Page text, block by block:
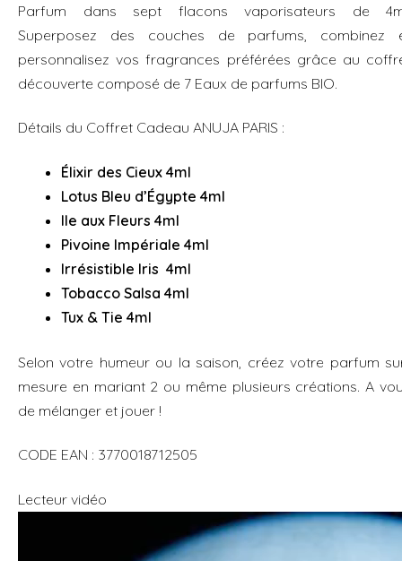
Parfum dans sept flacons vaporisateurs de
Superposez des couches de parfums, combinez
personnalisez vos fragrances préférées grâce au
découverte composé de 7 Eaux de parfums BIO.
Détails du Coffret Cadeau ANUJA PARIS :
Élixir des Cieux 4ml
Lotus Bleu d’Égypte 4ml
Ile aux Fleurs 4ml
Pivoine Impériale 4ml
Irrésistible Iris 4ml
Tobacco Salsa 4ml
Tux & Tie 4ml
Selon votre humeur ou la saison, créez votre parfum
mesure en mariant 2 ou même plusieurs créations. A
de mélanger et jouer !
CODE EAN : 3770018712505
Lecteur vidéo